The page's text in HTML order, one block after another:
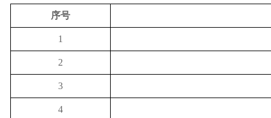
序号
1
2
3
4